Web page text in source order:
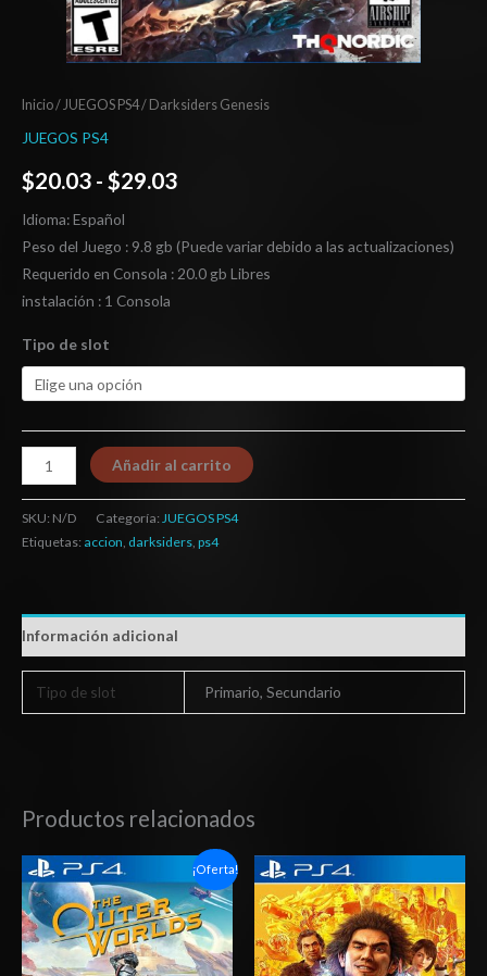
Inicio/ JUEGOS PS4/ Darksiders Genesis
JUEGOS PS4
$20.03 - $29.03
Idioma: Español
Peso del Juego : 9.8 gb (Puede variar debido a las actualizaciones)
Requerido en Consola : 20.0 gb Libres
instalación : 1 Consola
Tipo de slot
Añadir al carrito
SKU: N/D Categoría: JUEGOS PS4
Etiquetas: accion, darksiders, ps4
Información adicional
Tipo de slot Primario, Secundario
Productos relacionados
¡Oferta!
Rango
de
precios:
desde
$10.03
hasta
$15.03
Rango
de
precios:
desde
$10.03
hasta
$15.03